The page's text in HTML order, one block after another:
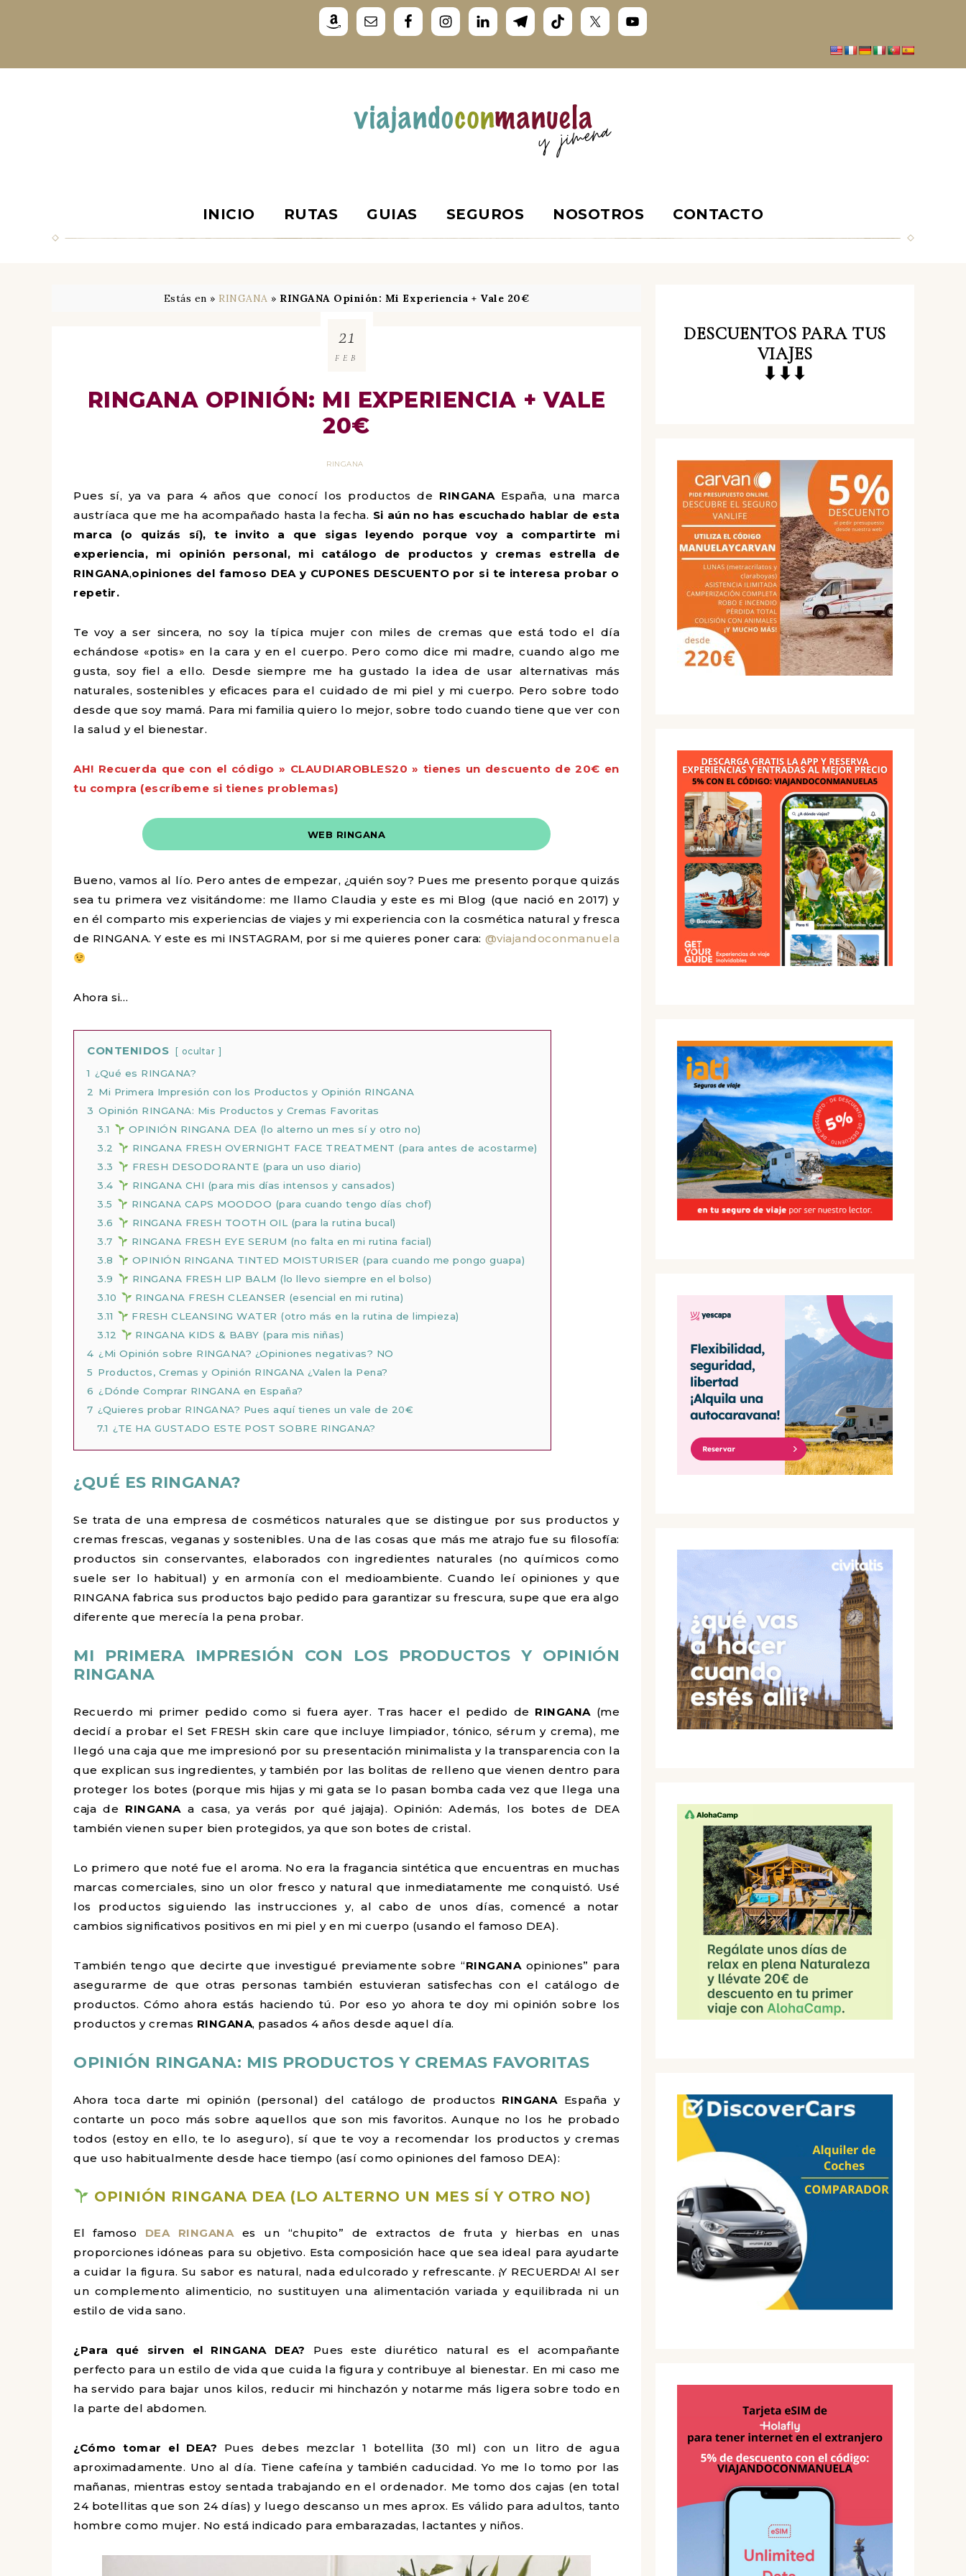
INICIO RUTAS GUIAS SEGUROS NOSOTROS CONTACTO
Estás en » RINGANA » RINGANA Opinión: Mi Experiencia + Vale 20€
RINGANA OPINIÓN: MI EXPERIENCIA + VALE
20€
RINGANA
21
FEB
Pues sí, ya va para 4 años que conocí los productos de RINGANAEspaña, una marca
austríaca que me ha acompañado hasta la fecha. Si aún no has escuchado hablar de esta
marca (o quizás sí), te invito a que sigas leyendo porque voy a compartirte mi
experiencia, mi opinión personal, mi catálogo de productos
y
cremas estrella de
RINGANA,opiniones del famoso DEA y CUPONES DESCUENTO por si te interesa probar o
repetir.
Te voy a ser sincera, no soy la típica mujer con miles de cremas que está todo el día
echándose «potis» en la cara y en el cuerpo. Pero como dice mi madre, cuando algo me
gusta, soy fiel a ello. Desde siempre me ha gustado la idea de usar alternativas más
naturales, sostenibles y eficaces para el cuidado de mi piel y mi cuerpo. Pero sobre todo
desde que soy mamá. Para mi familia quiero lo mejor, sobre todo cuando tiene que ver con
la salud y el bienestar.
AH! Recuerda que con el código » CLAUDIAROBLES20 » tienes un descuento de 20€ en
tu compra (escríbeme si tienes problemas)
WEB RINGANA
Bueno, vamos al lío. Pero antes de empezar, ¿quién soy? Pues me presento porque quizás
sea tu primera vez visitándome: me llamo Claudia y este es mi Blog (que nació en 2017) y
en él comparto mis experiencias de viajes y mi experiencia con la cosmética natural y fresca
de RINGANA. Y este es mi INSTAGRAM, por si me quieres poner cara: @viajandoconmanuela
Ahora si…
CONTENIDOS ocultar
1 ¿Qué es RINGANA?
2 Mi Primera Impresión con los Productos y Opinión RINGANA
3 Opinión RINGANA: Mis Productos y Cremas Favoritas
3.1
OPINIÓN RINGANA DEA (lo alterno un mes sí y otro no)
3.2
RINGANA FRESH OVERNIGHT FACE TREATMENT (para antes de acostarme)
3.3
FRESH DESODORANTE (para un uso diario)
3.4
RINGANA CHI (para mis días intensos y cansados)
3.5
RINGANA CAPS MOODOO (para cuando tengo días chof)
3.6
RINGANA FRESH TOOTH OIL (para la rutina bucal)
3.7
RINGANA FRESH EYE SERUM (no falta en mi rutina facial)
3.8
OPINIÓN RINGANA TINTED MOISTURISER (para cuando me pongo guapa)
3.9
RINGANA FRESH LIP BALM (lo llevo siempre en el bolso)
3.10
RINGANA FRESH CLEANSER (esencial en mi rutina)
3.11
FRESH CLEANSING WATER (otro más en la rutina de limpieza)
3.12
RINGANA KIDS & BABY (para mis niñas)
4 ¿Mi Opinión sobre RINGANA? ¿Opiniones negativas? NO
5 Productos, Cremas y Opinión RINGANA ¿Valen la Pena?
6 ¿Dónde Comprar RINGANA en España?
7 ¿Quieres probar RINGANA? Pues aquí tienes un vale de 20€
7.1 ¿TE HA GUSTADO ESTE POST SOBRE RINGANA?
¿QUÉ ES RINGANA?
Se trata de una empresa de cosméticos naturales que se distingue por sus productos y
cremas frescas, veganas y sostenibles. Una de las cosas que más me atrajo fue su filosofía:
productos sin conservantes, elaborados con ingredientes naturales (no químicos como
suele ser lo habitual) y en armonía con el medioambiente. Cuando leí opiniones y que
RINGANA fabrica sus productos bajo pedido para garantizar su frescura, supe que era algo
diferente que merecía la pena probar.
MI PRIMERA IMPRESIÓN CON LOS PRODUCTOS Y OPINIÓN
RINGANA
Recuerdo mi primer pedido como si fuera ayer. Tras hacer el pedido de RINGANA(me
decidí a probar el Set FRESH skin care que incluye limpiador, tónico, sérum y crema), me
llegó una caja que me impresionó por su presentación minimalista y la transparencia con la
que explican sus ingredientes, y también por las bolitas de relleno que vienen dentro para
proteger los botes (porque mis hijas y mi gata se lo pasan bomba cada vez que llega una
caja de RINGANAa casa, ya verás por qué jajaja). Opinión: Además, los botes de DEA
también vienen super bien protegidos, ya que son botes de cristal.
Lo primero que noté fue el aroma. No era la fragancia sintética que encuentras en muchas
marcas comerciales, sino un olor fresco y natural que inmediatamente me conquistó. Usé
los productos siguiendo las instrucciones y, al cabo de unos días, comencé a notar
cambios significativos positivos en mi piel y en mi cuerpo (usando el famoso DEA).
También tengo que decirte que investigué previamente sobre “RINGANAopiniones” para
asegurarme de que otras personas también estuvieran satisfechas con el catálogo de
productos. Cómo ahora estás haciendo tú. Por eso yo ahora te doy mi opinión sobre los
productos y cremas RINGANA, pasados 4 años desde aquel día.
OPINIÓN RINGANA: MIS PRODUCTOS Y CREMAS FAVORITAS
Ahora toca darte mi opinión (personal) del catálogo de productos RINGANAEspaña y
contarte un poco más sobre aquellos que son mis favoritos. Aunque no los he probado
todos (estoy en ello, te lo aseguro), sí que te voy a recomendar los productos y cremas
que uso habitualmente desde hace tiempo (así como opiniones del famoso DEA):
OPINIÓN RINGANA DEA (LO ALTERNO UN MES SÍ Y OTRO NO)
El famoso DEA RINGANA
es un “chupito” de extractos de fruta y hierbas en unas
proporciones idóneas para su objetivo. Esta composición hace que sea ideal para ayudarte
a cuidar la figura. Su sabor es natural, nada edulcorado y refrescante. ¡Y RECUERDA! Al ser
un complemento alimenticio, no sustituyen una alimentación variada y equilibrada ni un
estilo de vida sano.
¿Para qué sirven el RINGANA DEA? Pues este diurético natural es el acompañante
perfecto para un estilo de vida que cuida la figura y contribuye al bienestar. En mi caso me
ha servido para bajar unos kilos, reducir mi hinchazón y notarme más ligera sobre todo en
la parte del abdomen.
¿Cómo tomar el DEA? Pues debes mezclar 1 botellita (30 ml) con un litro de agua
aproximadamente. Uno al día. Tiene cafeína y también caducidad. Yo me lo tomo por las
mañanas, mientras estoy sentada trabajando en el ordenador. Me tomo dos cajas (en total
24 botellitas que son 24 días) y luego descanso un mes aprox. Es válido para adultos, tanto
hombre como mujer. No está indicado para embarazadas, lactantes y niños.
DESCUENTOS PARA TUS
VIAJES
⬇⬇⬇